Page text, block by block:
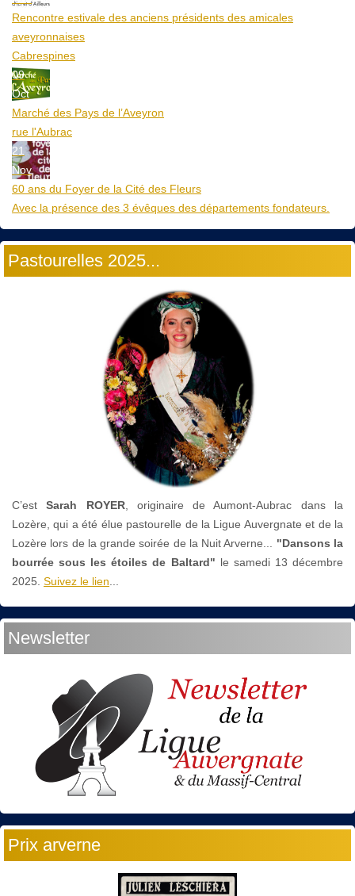
Rencontre estivale des anciens présidents des amicales
aveyronnaises
Cabrespines
09
Oct
Marché des Pays de l’Aveyron
rue l'Aubrac
21
Nov
60 ans du Foyer de la Cité des Fleurs
Avec la présence des 3 évêques des départements fondateurs.
Pastourelles 2025...
C’estSarah ROYER, originaire de Aumont-Aubrac dans la
Lozère, qui a été élue pastourelle de la Ligue Auvergnate et de la
Lozère lors de la grande soirée de la Nuit Arverne...
"Dansons la
bourrée sous les étoiles de Baltard" le samedi 13 décembre
2025. Suivez le lien
Newsletter
Prix arverne